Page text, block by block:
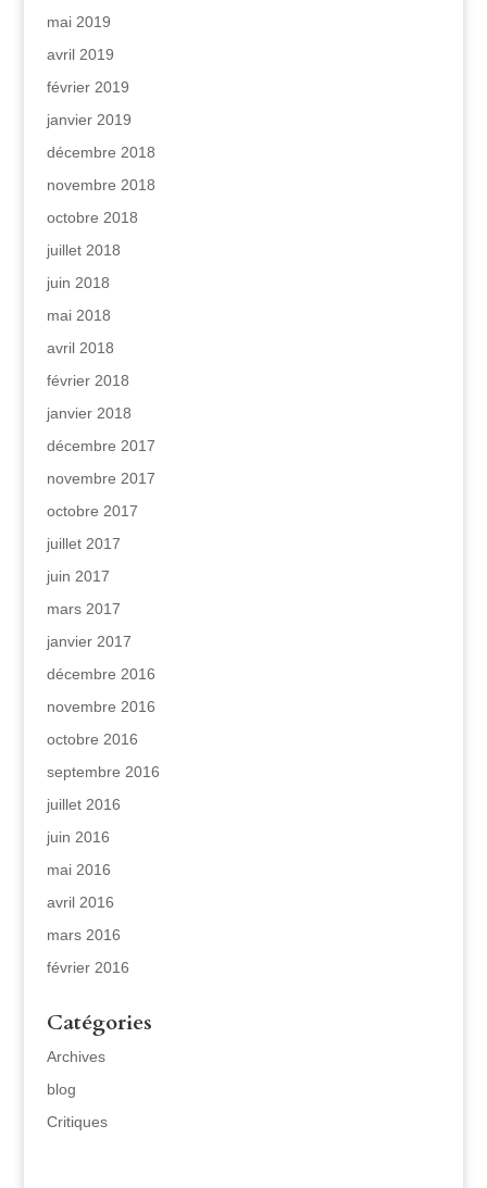
mai 2019
avril 2019
février 2019
janvier 2019
décembre 2018
novembre 2018
octobre 2018
juillet 2018
juin 2018
mai 2018
avril 2018
février 2018
janvier 2018
décembre 2017
novembre 2017
octobre 2017
juillet 2017
juin 2017
mars 2017
janvier 2017
décembre 2016
novembre 2016
octobre 2016
septembre 2016
juillet 2016
juin 2016
mai 2016
avril 2016
mars 2016
février 2016
Catégories
Archives
blog
Critiques